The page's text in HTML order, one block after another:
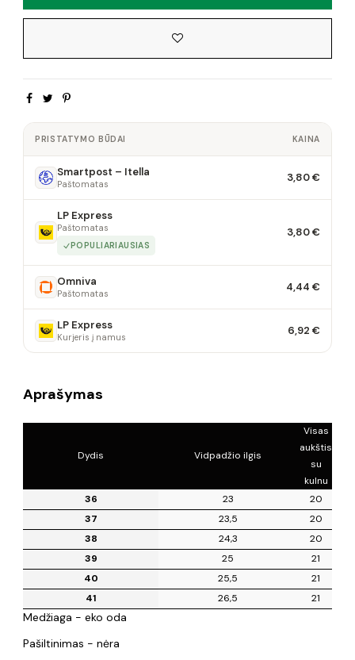
PRISTATYMO BŪDAI KAINA
Smartpost – Itella
Paštomatas 3,80 €
LP Express
Paštomatas
POPULIARIAUSIAS
3,80 €
Omniva
Paštomatas 4,44 €
LP Express
Kurjeris į namus 6,92 €
Aprašymas
Dydis Vidpadžio ilgis
Visas
aukštis
su
kulnu
36
23
20
37
23,5
20
38
24,3
20
39
25
21
40
25,5
21
41
26,5 21
Medžiaga - eko oda
Pašiltinimas - nėra